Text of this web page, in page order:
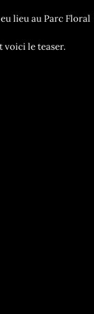
lieu au Parc Floral
voici le teaser.